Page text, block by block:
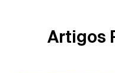
Artigos